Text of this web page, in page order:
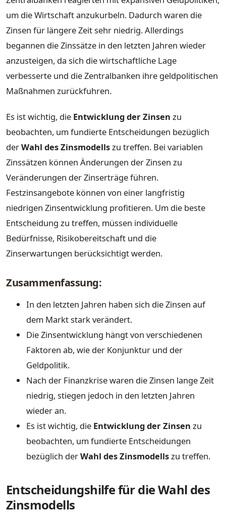
um die Wirtschaft anzukurbeln. Dadurch waren die
Zinsen für längere Zeit sehr niedrig. Allerdings
begannen die Zinssätze in den letzten Jahren wieder
anzusteigen, da sich die wirtschaftliche Lage
verbesserte und die Zentralbanken ihre geldpolitischen
Maßnahmen zurückfuhren.
Es ist wichtig, die Entwicklung der Zinsen zu
beobachten, um fundierte Entscheidungen bezüglich
derWahl des Zinsmodellszu treffen. Bei variablen
Zinssätzen können Änderungen der Zinsen zu
Veränderungen der Zinserträge führen.
Festzinsangebote können von einer langfristig
niedrigen Zinsentwicklung profitieren. Um die beste
Entscheidung zu treffen, müssen individuelle
Bedürfnisse, Risikobereitschaft und die
Zinserwartungen berücksichtigt werden.
Zusammenfassung:
In den letzten Jahren haben sich die Zinsen auf
dem Markt stark verändert.
Die Zinsentwicklung hängt von verschiedenen
Faktoren ab, wie der Konjunktur und der
Geldpolitik.
Nach der Finanzkrise waren die Zinsen lange Zeit
niedrig, stiegen jedoch in den letzten Jahren
wieder an.
Es ist wichtig, die Entwicklung der Zinsen zu
beobachten, um fundierte Entscheidungen
bezüglich derWahl des Zinsmodellszu treffen.
Entscheidungshilfe für die Wahl des
Zinsmodells